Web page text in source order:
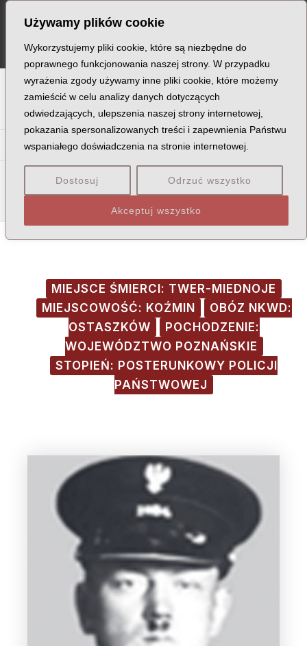
Używamy plików cookie
Wykorzystujemy pliki cookie, które są niezbędne do
poprawnego funkcjonowania naszej strony. W przypadku
wyrażenia zgody używamy inne pliki cookie, które możemy
zamieścić w celu analizy danych dotyczących
odwiedzających, ulepszenia naszej strony internetowej,
pokazania spersonalizowanych treści i zapewnienia Państwu
wspaniałego doświadczenia na stronie internetowej.
Dostosuj Odrzuć wszystko
Akceptuj wszystko
content
B C D E F G H I J K L Ł M
O P Q R S T U V W X Z
Ma Me Mi Mł Mn Mó Mr Mu
Mag Mal Mał Mam
Mas Mat Maz
MIEJSCE ŚMIERCI: TWER-MIEDNOJE
MIEJSCOWOŚĆ: KOŹMIN
OBÓZ NKWD:
OSTASZKÓW
POCHODZENIE:
WOJEWÓDZTWO POZNAŃSKIE
STOPIEŃ: POSTERUNKOWY POLICJI
PAŃSTWOWEJ
navigation